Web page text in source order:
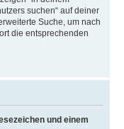
suchen“ auf deiner
Suche, um nach
die entsprechenden
und einem